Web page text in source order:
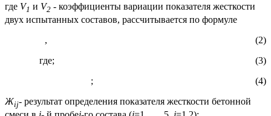
где V1 и V2 - коэффициенты вариации показателя жесткости
двух испытанных составов, рассчитывается по формуле
, (2)
где; (3)
; (4)
Жij- результат определения показателя жесткости бетонной